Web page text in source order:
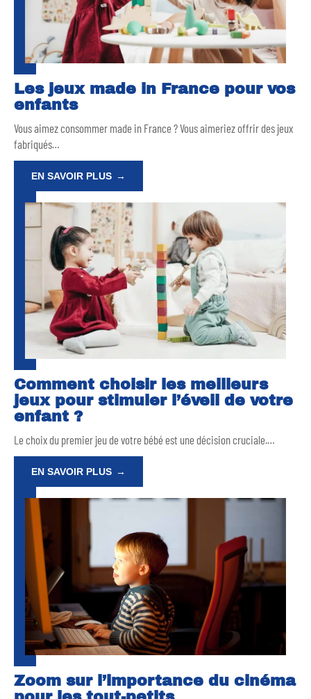
Les jeux made in France pour vos
enfants
Vous aimez consommer made in France ? Vous aimeriez offrir des jeux
fabriqués…
EN SAVOIR PLUS
Comment choisir les meilleurs
jeux pour stimuler l’éveil de votre
enfant ?
Le choix du premier jeu de votre bébé est une décision cruciale.…
EN SAVOIR PLUS
Zoom sur l’importance du cinéma